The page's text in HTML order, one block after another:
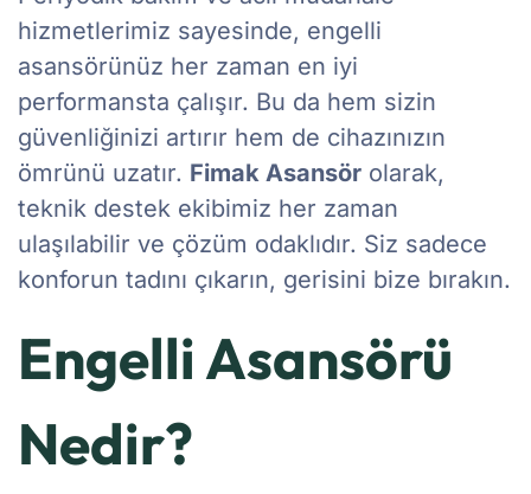
hizmetlerimiz sayesinde, engelli
asansörünüz her zaman en iyi
performansta çalışır. Bu da hem sizin
güvenliğinizi artırır hem de cihazınızın
ömrünü uzatır. Fimak Asansör olarak,
teknik destek ekibimiz her zaman
ulaşılabilir ve çözüm odaklıdır. Siz sadece
konforun tadını çıkarın, gerisini bize bırakın.
Engelli Asansörü
Nedir?